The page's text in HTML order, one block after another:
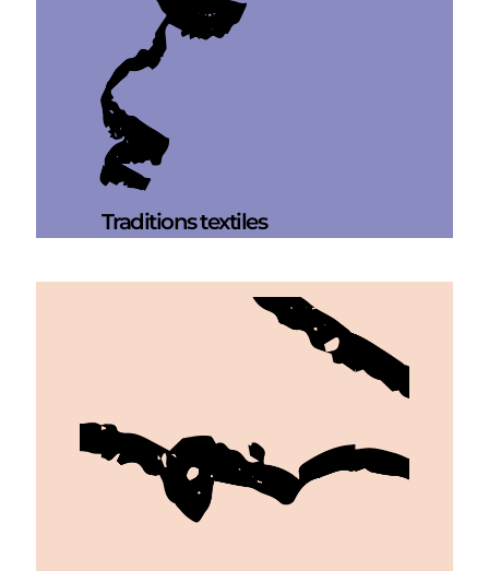
Traditions textiles